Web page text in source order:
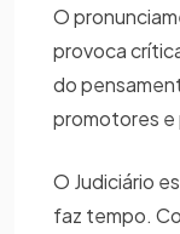
O
provoca
do
promotores e
O Judiciário
faz tempo.